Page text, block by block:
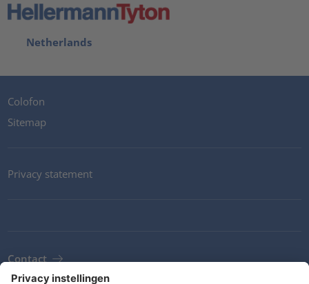
Netherlands
Colofon
Sitemap
Privacy statement
Contact
Newsletter